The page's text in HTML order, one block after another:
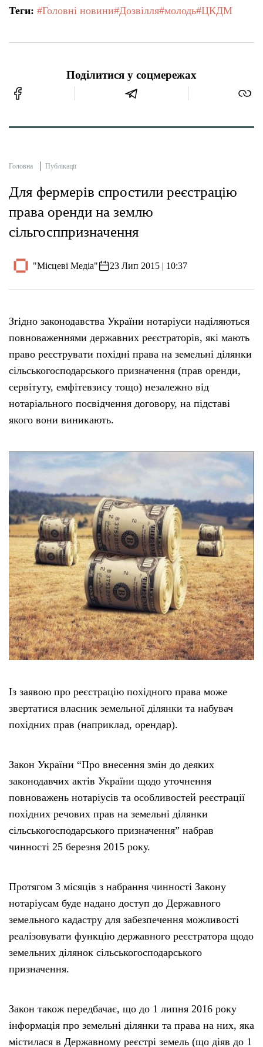
Теги: #Головні новини#Дозвілля#молодь#ЦКДМ
Поділитися у соцмережах
Головна Публікації
Для фермерів спростили реєстрацію
права оренди на землю
сільгосппризначення
"Місцеві Медіа" 23 Лип 2015 | 10:37
Згідно законодавства України нотаріуси наділяються
повноваженнями державних реєстраторів, які мають
право реєструвати похідні права на земельні ділянки
сільськогосподарського призначення (прав оренди,
сервітуту, емфітевзису тощо) незалежно від
нотаріального посвідчення договору, на підставі
якого вони виникають.
Із заявою про реєстрацію похідного права може
звертатися власник земельної ділянки та набувач
похідних прав (наприклад, орендар).
Закон України “Про внесення змін до деяких
законодавчих актів України щодо уточнення
повноважень нотаріусів та особливостей реєстрації
похідних речових прав на земельні ділянки
сільськогосподарського призначення” набрав
чинності 25 березня 2015 року.
Протягом 3 місяців з набрання чинності Закону
нотаріусам буде надано доступ до Державного
земельного кадастру для забезпечення можливості
реалізовувати функцію державного реєстратора щодо
земельних ділянок сільськогосподарського
призначення.
Закон також передбачає, що до 1 липня 2016 року
інформація про земельні ділянки та права на них, яка
містилася в Державному реєстрі земель (що діяв до 1